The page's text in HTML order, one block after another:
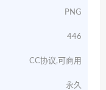
PNG
446
CC协议,可商用
永久